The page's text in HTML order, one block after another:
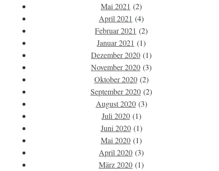
Mai 2021 (2)
April 2021 (4)
Februar 2021 (2)
Januar 2021 (1)
Dezember 2020 (1)
November 2020 (3)
Oktober 2020(2)
September 2020 (2)
August 2020(3)
Juli 2020(1)
Juni 2020(1)
Mai 2020 (1)
April 2020 (3)
März 2020 (1)